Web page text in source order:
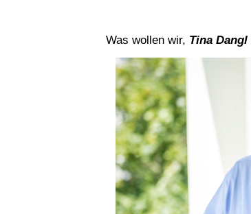
Was wol­len wir, Tina Dangl